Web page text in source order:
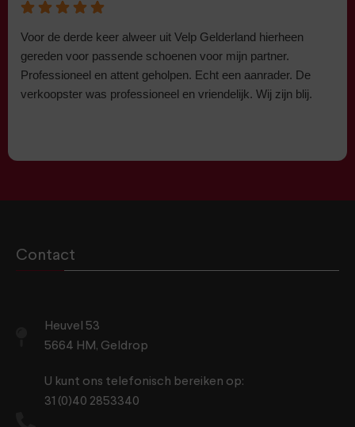
Voor de derde keer alweer uit Velp Gelderland hierheen
gereden voor passende schoenen voor mijn partner.
Professioneel en attent geholpen. Echt een aanrader. De
verkoopster was professioneel en vriendelijk. Wij zijn blij.
Contact
Heuvel 53
5664 HM, Geldrop
U kunt ons telefonisch bereiken op:
31 (0)40 2853340